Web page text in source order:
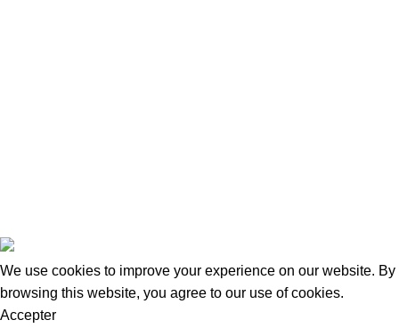
We use cookies to improve your experience on our website. By
browsing this website, you agree to our use of cookies.
Accepter